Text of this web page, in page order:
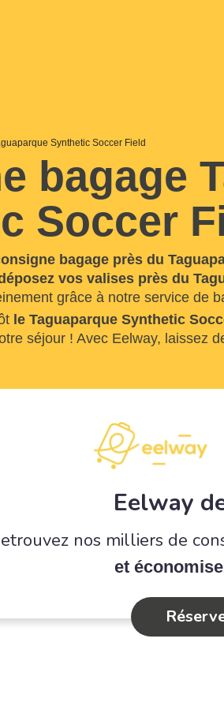
Synthetic Soccer Field
bagage
Soccer
bagage près du
vos valises près du
grâce à notre service de
le Taguaparque Synthetic
séjour ! Avec Eelway, laissez
Eelway
nos milliers de
et